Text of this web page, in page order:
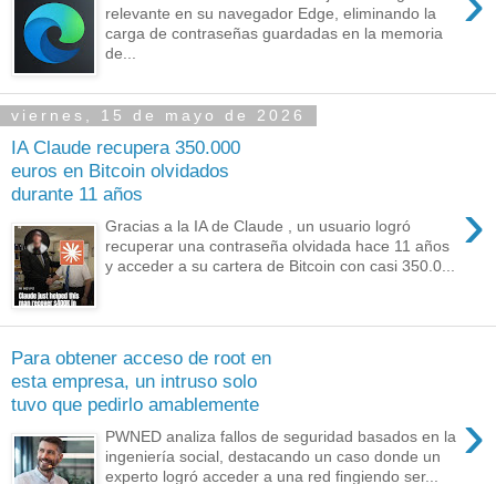
relevante en su navegador Edge, eliminando la
carga de contraseñas guardadas en la memoria
de...
viernes, 15 de mayo de 2026
IA Claude recupera 350.000
euros en Bitcoin olvidados
durante 11 años
›
Gracias a la IA de Claude , un usuario logró
recuperar una contraseña olvidada hace 11 años
y acceder a su cartera de Bitcoin con casi 350.0...
Para obtener acceso de root en
esta empresa, un intruso solo
tuvo que pedirlo amablemente
›
PWNED analiza fallos de seguridad basados en la
ingeniería social, destacando un caso donde un
experto logró acceder a una red fingiendo ser...